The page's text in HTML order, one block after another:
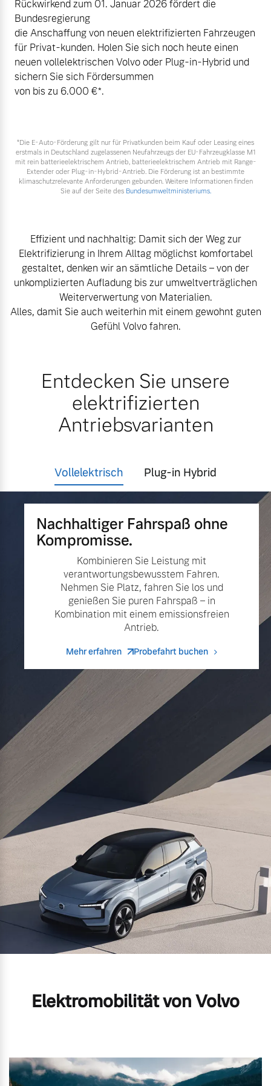
Fahrzeug konfigurieren
Sofort verfügbare Fahrzeuge
Gebrauchtwagen
Die Neuwagenalternative
Mehr erfahren
Editionsmodelle
Jetzt kennenlernen
Mehr erfahren
Volvo Winter- und
Sommer Kompletträder.
Bitte sprechen Sie uns
direkt an.
Mehr erfahren
Frühjahrscheck
Entdecken Sie unsere
saisonalen Angebote.
Mehr erfahren
Finanzierung & Leasing
Versicherung
Rückwirkend zum 01. Januar 2026 fördert die
Bundesregierung
die Anschaffung von neuen elektrifizierten Fahrzeugen
für Privat-kunden. Holen Sie sich noch heute einen
neuen vollelektrischen Volvo oder Plug-in-Hybrid und
sichern Sie sich Fördersummen
von bis zu 6.000 €⁠*.
*Die E‑Auto-Förderung gilt nur für Privatkunden beim Kauf oder Leasing eines
erstmals in Deutschland zugelassenen Neufahrzeugs der EU-Fahrzeugklasse M1
mit rein batterieelektrischem Antrieb, batterieelektrischem Antrieb mit Range-
Extender oder Plug-in-Hybrid-Antrieb. Die Förderung ist an bestimmte
klimaschutzrelevante Anforderungen gebunden. Weitere Informationen finden
Sie auf der Seite des Bundesumweltministeriums.
Effizient und nachhaltig: Damit sich der Weg zur
Elektrifizierung in Ihrem Alltag möglichst komfortabel
gestaltet, denken wir an sämtliche Details – von der
unkomplizierten Aufladung bis zur umweltverträglichen
Weiterverwertung von Materialien.
Alles, damit Sie auch weiterhin mit einem gewohnt guten
Gefühl Volvo fahren.
Entdecken Sie unsere
elektrifizierten
Antriebsvarianten
Vollelektrisch Plug-in Hybrid
Nachhaltiger Fahrspaß ohne
Kompromisse.
Kombinieren Sie Leistung mit
verantwortungsbewusstem Fahren.
Nehmen Sie Platz, fahren Sie los und
genießen Sie puren Fahrspaß – in
Kombination mit einem emissionsfreien
Antrieb.
Mehr erfahren Probefahrt buchen
Elektromobilität von Volvo